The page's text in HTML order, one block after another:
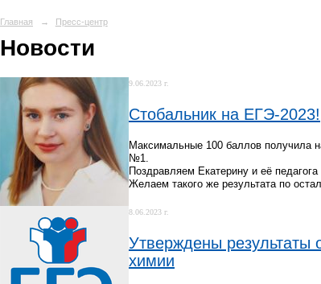
Главная → Пресс-центр
Новости
9.06.2023 г.
Стобальник на ЕГЭ-2023!
Максимальные 100 баллов получила
№1.
Поздравляем Екатерину и её
Желаем такого же результата по
8.06.2023 г.
Утверждены результаты
химии